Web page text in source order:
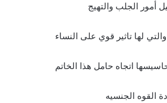
أمور الجلب والتهيج
لها تاثير قوي على النساء
اتجاه حامل هذا الخاتم
القوه الجنسيه